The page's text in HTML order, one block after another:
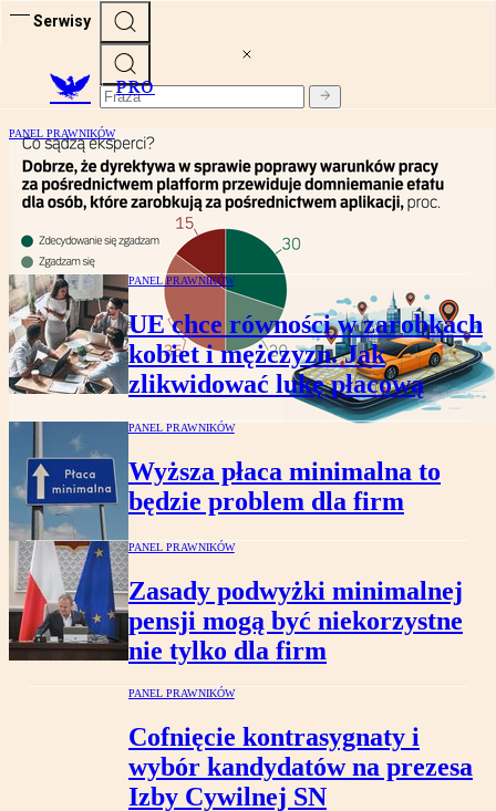
Serwisy
PRO
PANEL PRAWNIKÓW
Czy to dobrze, że praca za pomocą
aplikacji ma oznaczać etat? Opinie
prawników
PANEL PRAWNIKÓW
UE chce równości w zarobkach
kobiet i mężczyzn. Jak
zlikwidować lukę płacową
PANEL PRAWNIKÓW
Wyższa płaca minimalna to
będzie problem dla firm
PANEL PRAWNIKÓW
Zasady podwyżki minimalnej
pensji mogą być niekorzystne
nie tylko dla firm
PANEL PRAWNIKÓW
Cofnięcie kontrasygnaty i
wybór kandydatów na prezesa
Izby Cywilnej SN